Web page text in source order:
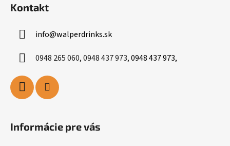
Kontakt
info@walperdrinks.sk
0948 265 060, 0948 437 973,0948 437 973,
Informácie pre vás